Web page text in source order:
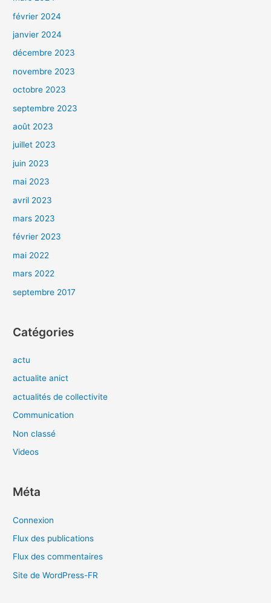
février 2024
janvier 2024
décembre 2023
novembre 2023
octobre 2023
septembre 2023
août 2023
juillet 2023
juin 2023
mai 2023
avril 2023
mars 2023
février 2023
mai 2022
mars 2022
septembre 2017
Catégories
actu
actualite anict
actualités de collectivite
Communication
Non classé
Videos
Méta
Connexion
Flux des publications
Flux des commentaires
Site de WordPress-FR